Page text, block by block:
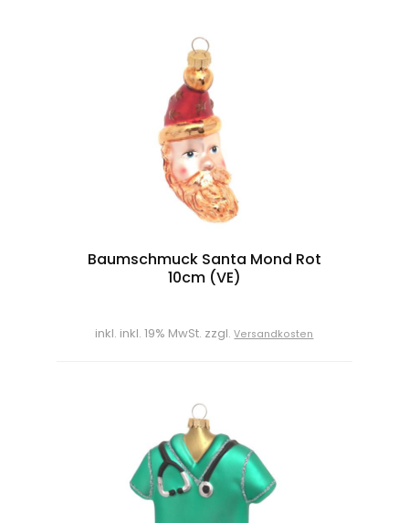
Baumschmuck Santa Mond Rot
10cm (VE)
inkl. inkl. 19% MwSt. zzgl.Versandkosten